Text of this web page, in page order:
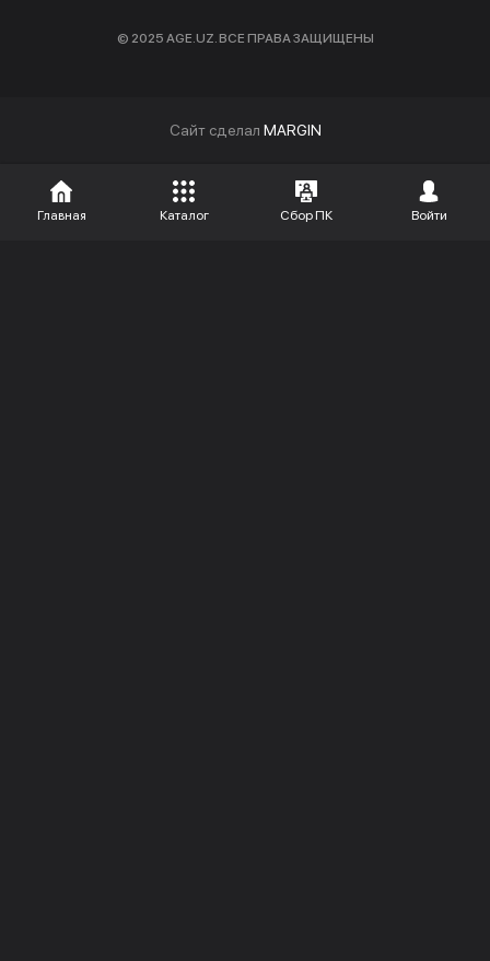
© 2025 AGE.UZ. ВСЕ ПРАВА ЗАЩИЩЕНЫ
Cайт сделал MARGIN
Главная Каталог Сбор ПК Войти